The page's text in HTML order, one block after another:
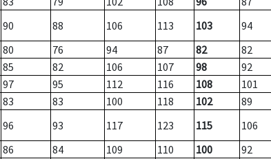
90 88 106 113 103
94
80 76 94 87 82
82
85 82 106 107 98
92
97 95 112 116 108
101
83 83 100 118 102
89
96 93 117 123 115
106
86 84 109 110 100
92